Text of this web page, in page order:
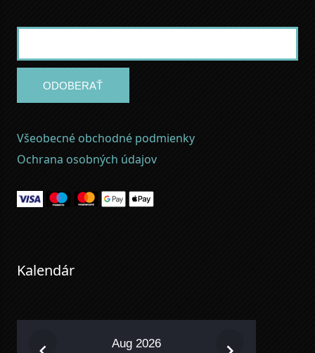
ODOBERAŤ
Všeobecné obchodné podmienky
Ochrana osobných údajov
Kalendár
Aug 2026